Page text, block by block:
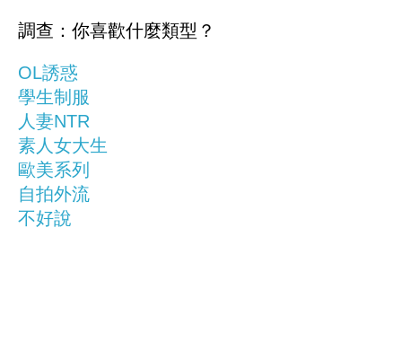
調查：你喜歡什麼類型？
OL誘惑
學生制服
人妻NTR
素人女大生
歐美系列
自拍外流
不好說